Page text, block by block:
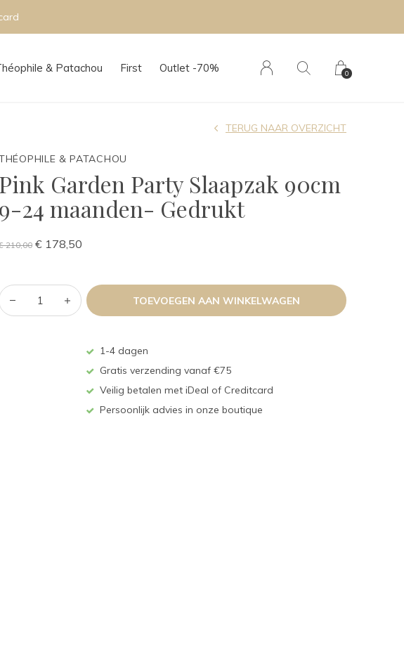
& Patachou First Outlet -70% 0
Persoonlijk advies in onze boutique
& PATACHOU
Pink Garden Party Slaapzak 90cm
9-24 maanden- Gedrukt
TERUG NAAR OVERZICHT
210,00 € 178,50
TOEVOEGEN AAN WINKELWAGEN
1-4 dagen
Gratis verzending vanaf €75
Veilig betalen met iDeal of Creditcard
Persoonlijk advies in onze boutique